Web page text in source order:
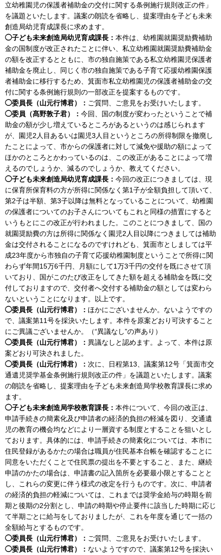
立幼稚園児の保護者補助金の交付に関する条例施行規則改正の件」
を議題といたします。議案の朗読を省略し、提案理由を子ども未来
創造局幼児育成課長に求めます。
◯子ども未来創造局幼児育成課長： 本件は、幼稚園就園奨励費補助
金の国制度が改正されたことに伴い、私立幼稚園就園奨励費補助金
の額を改正するとともに、市の独自施策である私立幼稚園児保護者
補助金を廃止し、同じく市の独自施策である子育て応援幼稚園保護
者補助金に移行するため、箕面市私立幼稚園児の保護者補助金の交
付に関する条例施行規則の一部改正を提案するものです。
◯委員長（山元行博君）： ご質問、ご意見をお受けいたします。
◯委員（髙野敦子君）： 今回、国の制度が変わったということで補
助金の額が少し増えているところがあるというのは感じられます
が、園児2人目あるいは園児3人目というところの所得制限を撤廃し
たことによって、市からの保護者に対して減免や援助の額によって
ほかのところとかわっているのは、この改正があることによって増
えるのでしょうか、減るのでしょうか、教えてください。
◯子ども未来創造局幼児育成課長： 今回の改正につきましては、現
に保育所保育料の方が所得に関係なく第1子が全額負担して頂いて、
第2子は半額、第3子以降は無料となっていることについて、幼稚園
の保護者についてのお子さんについてもこれと同様の措置にすると
いうもとにこの改正が行われました。このことにつきまして、国の
就園奨励費の方は所得に関係なく園児2人目以降につきましては補助
金は交付されることになるのですけれども、箕面市としましては平
成23年度から市独自の子育て応援幼稚園制度ということで所得に関
わらず年間15万6千円、月額にして1万3千円の交付を既にさせて頂
いており、国がこのたび改正をしてきた額を超える補助金を既に交
付しておりますので、交付者へ交付する補助金の額としては変わら
ないということになります。以上です。
◯委員長（山元行博君）： ほかにございませんか。ないようですの
で、議案第11号を採決いたします。本件を原案どおり可決すること
にご異議ございませんか。（“異議なし”の声あり）
◯委員長（山元行博君）： 異議なしと認めます。よって、本件は原
案どおり可決されました。
◯委員長（山元行博君）： 次に、日程第13、議案第12号「箕面市交
通遺児奨学基金条例施行規則改正の件」を議題といたします。議案
の朗読を省略し、提案理由を子ども未来創造局学校教育課長に求め
ます。
◯子ども未来創造局学校教育課長： 本件について、今回の改正は、
申請手続きの簡素化及び申請者の経済的負担の軽減を図り、交通遺
児の教育の機会均などにより一層資する制度とすることを狙いとし
ております。具体的には、申請手続きの簡素化については、本市に
住民登録があるかたの場合は職員が住民基本台帳を確認することに
同意をいただくことで住民票の提出を不要とすること、また、継続
申請のかたの場合は、申請書の記入箇所を必要最小限とすることと
し、これらの変更に伴う様式の改定を行うものです。次に、申請者
の経済的負担の軽減については、これまでは奨学金給与の時期を前
期と後期の2分割とし、申請の時期や停止要件に該当した時期に応じ
て半期ごとに給与をしておりましたが、これを年度を通じて一括の
全額給与とするものです。
◯委員長（山元行博君）： ご質問、ご意見をお受けいたします。
◯委員長（山元行博君）： ないようですので、議案第12号を採決い